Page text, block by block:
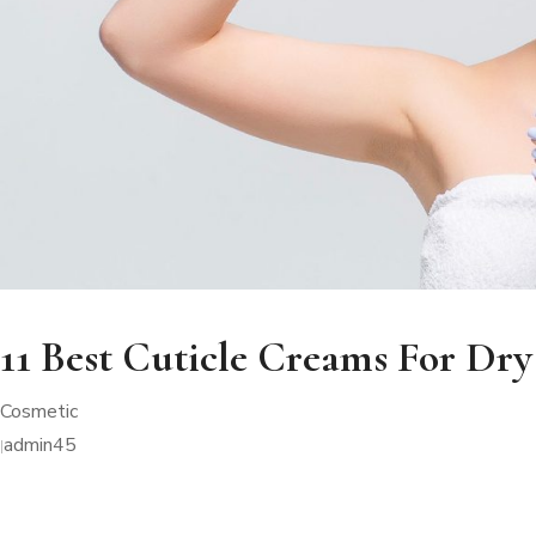
11 Best Cuticle Creams For
Cosmetic
admin45